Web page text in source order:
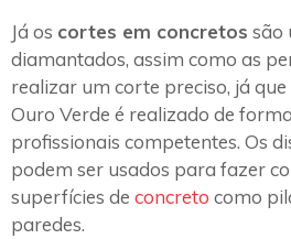
Já os cortes em concretos são
diamantados, assim como as
realizar um corte preciso, já
Ouro Verde é realizado de
profissionais competentes. Os
podem ser usados para fazer
superfícies de concreto como
paredes.